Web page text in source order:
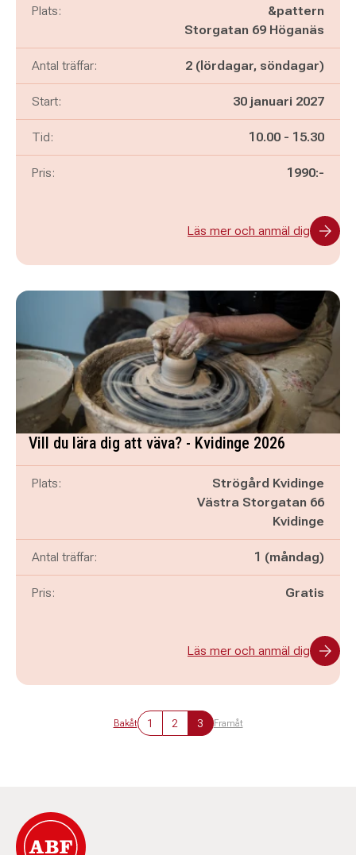
Plats:
&pattern
Storgatan 69 Höganäs
Antal träffar: 2 (lördagar, söndagar)
Start: 30 januari 2027
Tid: Pågår mellan
10.00 - och
15.30
Pris: 1990:-
Läs mer och anmäl dig
Vill du lära dig att väva? - Kvidinge 2026
Plats:
Strögård Kvidinge
Västra Storgatan 66
Kvidinge
Antal träffar: 1 (måndag)
Pris: Gratis
Läs mer och anmäl dig
Bakåt 1 2 3 Framåt